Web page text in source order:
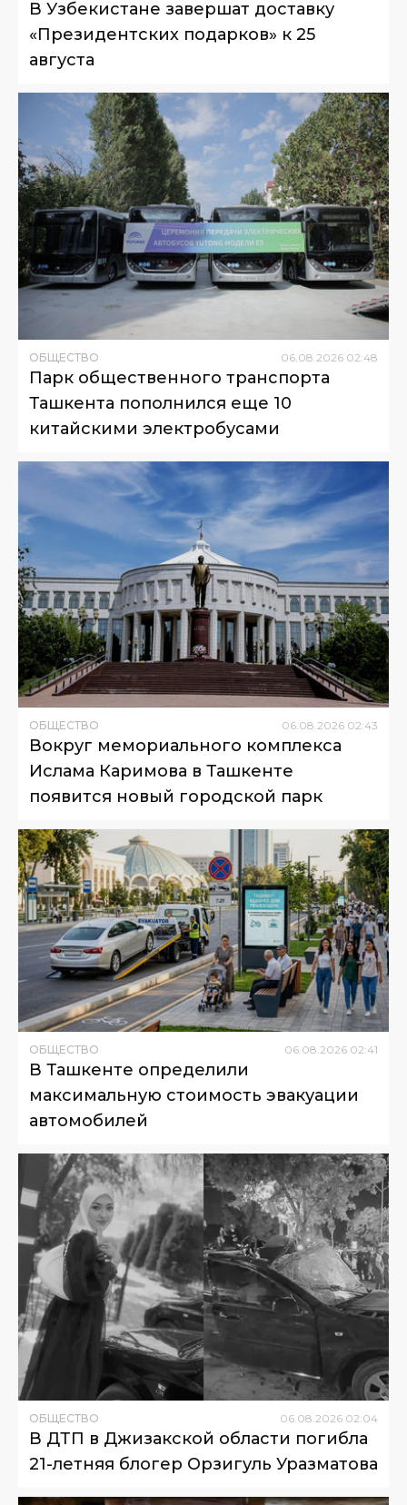
В Узбекистане завершат доставку
«Президентских подарков» к 25
августа
ОБЩЕСТВО 06 08 2026 02:48
Парк общественного транспорта
Ташкента пополнился еще 10
китайскими электробусами
ОБЩЕСТВО 06.08.2026 02:43
Вокруг мемориального комплекса
Ислама Каримова в Ташкенте
появится новый городской парк
ОБЩЕСТВО 06 08 2026 02:41
В Ташкенте определили
максимальную стоимость эвакуации
автомобилей
ОБЩЕСТВО 06 08 2026 02:04
В ДТП в Джизакской области погибла
21-летняя блогер Орзигуль Уразматова